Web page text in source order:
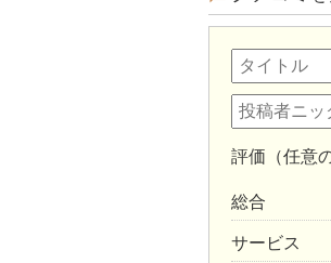
評価（任意
総合
サービス